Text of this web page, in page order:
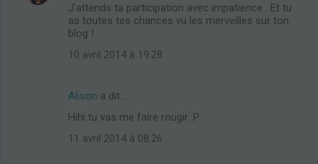
J'attends ta participation avec impatience . Et tu
as toutes tes chances vu les merveilles sur ton
blog !
10 avril 2014 à 19:28
Alison a dit…
Hihi tu vas me faire rougir :P
11 avril 2014 à 08:26